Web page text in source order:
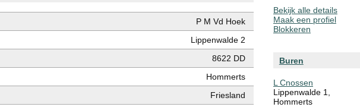
P M Vd Hoek
Lippenwalde 2
8622 DD
Hommerts
Friesland
Bekijk alle details
Maak een profiel
Blokkeren
Buren
L Cnossen
Lippenwalde 1,
Hommerts